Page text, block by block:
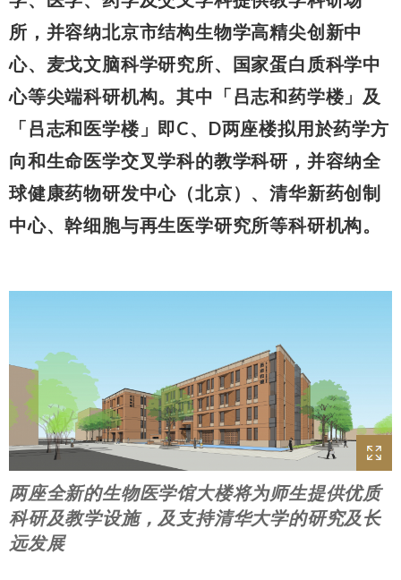
所，并容纳北京市结构生物学高精尖创新中
心、麦戈文脑科学研究所、国家蛋白质科学中
心等尖端科研机构。其中「吕志和药学楼」及
「吕志和医学楼」即C、D两座楼拟用於药学方
向和生命医学交叉学科的教学科研，并容纳全
球健康药物研发中心（北京）、清华新药创制
中心、幹细胞与再生医学研究所等科研机构。
两座全新的生物医学馆大楼将为师生提供优质
科研及教学设施，及支持清华大学的研究及长
远发展